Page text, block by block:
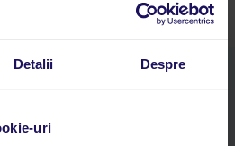
Detalii Despre
uri
TUI
care îți plac și revii oricând la ele